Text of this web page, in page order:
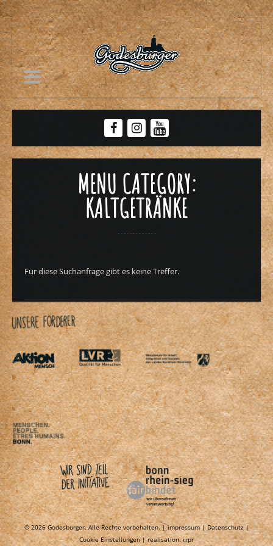
MENU CATEGORY:
KALTGETRÄNKE
Für diese Suchanfrage gibt es keine Treffer.
© 2026 Godesburger. Alle Rechte vorbehalten. |impressum |Datenschutz |
Cookie Einstellungen| realisation:rrpr